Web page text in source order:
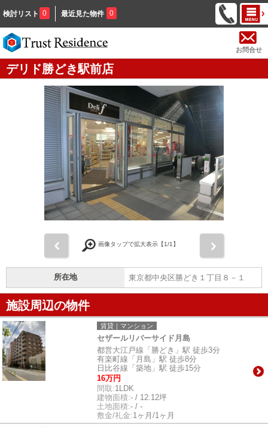
検討リスト 0 最近見た物件 0
お問合せ
デリド勝どき駅前店
画像タップで拡大表示【1/1】
所在地 東京都中央区勝どき１丁目８－１
施設周辺の物件
賃貸｜マンション
セザールリバーサイド月島
都営大江戸線「勝どき」駅 徒歩3分
有楽町線「月島」駅 徒歩8分
日比谷線「築地」駅 徒歩15分
16万円
間取:1LDK
建物面積:- / 12.12坪
土地面積:- / -
敷金/礼金:1ヶ月/1ヶ月